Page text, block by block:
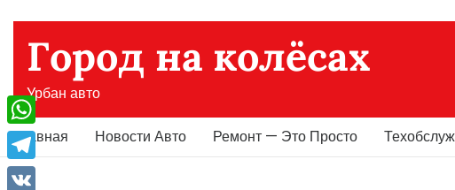
содержимому
Город на колёсах
Урбан авто
Главная Новости Авто Ремонт — Это Просто
WhatsApp
Telegram